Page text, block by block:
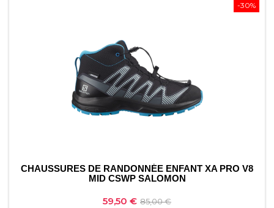
-30%
CHAUSSURES DE RANDONNÉE ENFANT XA PRO V8
MID CSWP SALOMON
Prix
59,50 € Prix
85,00 €